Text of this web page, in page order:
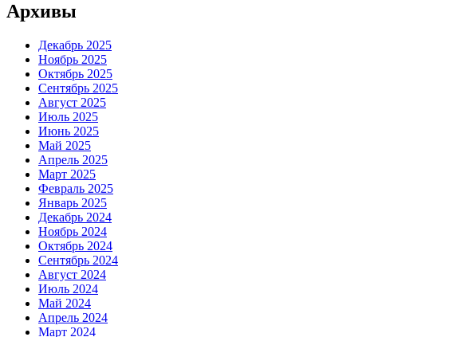
Архивы
Декабрь 2025
Ноябрь 2025
Октябрь 2025
Сентябрь 2025
Август 2025
Июль 2025
Июнь 2025
Май 2025
Апрель 2025
Март 2025
Февраль 2025
Январь 2025
Декабрь 2024
Ноябрь 2024
Октябрь 2024
Сентябрь 2024
Август 2024
Июль 2024
Май 2024
Апрель 2024
Март 2024